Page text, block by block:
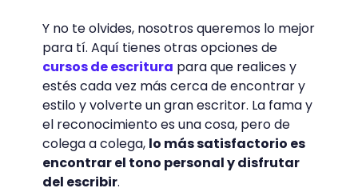
Y no te olvides, nosotros queremos lo mejor
para tí. Aquí tienes otras opciones de
cursos de escritura para que realices y
estés cada vez más cerca de encontrar y
estilo y volverte un gran escritor. La fama y
el reconocimiento es una cosa, pero de
colega a colega, lo más satisfactorio es
encontrar el tono personal y disfrutar
del escribir.